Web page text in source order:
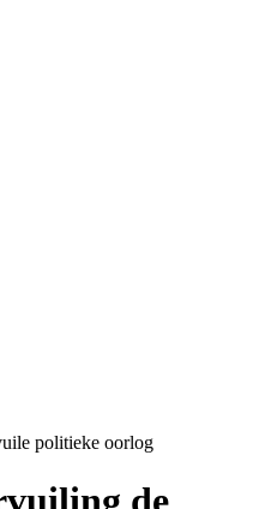
politieke oorlog